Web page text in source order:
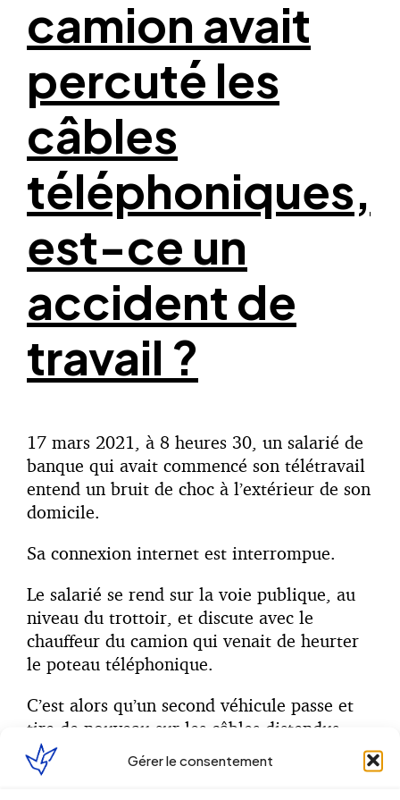
Gérer le consentement
camion avait
percuté les
câbles
téléphoniques,
est-ce un
accident de
travail ?
17 mars 2021, à 8 heures 30, un salarié de
banque qui avait commencé son télétravail
entend un bruit de choc à l’extérieur de son
domicile.
Sa connexion internet est interrompue.
Le salarié se rend sur la voie publique, au
niveau du trottoir, et discute avec le
chauffeur du camion qui venait de heurter
le poteau téléphonique.
C’est alors qu’un second véhicule passe et
tire de nouveau sur les câbles distendus,
faisant alors choir le poteau qui a touché le
salarié.